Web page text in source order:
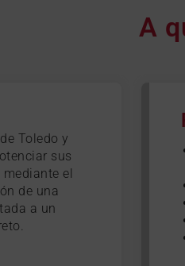
A
Toledo y
sus
el
de una
a un